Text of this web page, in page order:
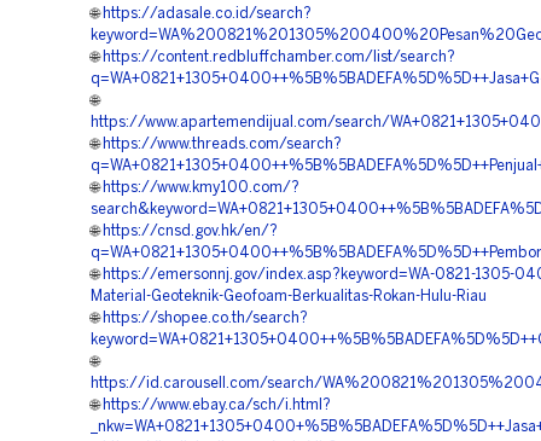
🌐 https://adasale.co.id/search?
🌐 https://content.redbluffchamber.com/list/search?
🌐
https://www.apartemendijual.com/search/
🌐 https://www.threads.com/search?
🌐 https://www.kmy100.com/?
🌐 https://cnsd.gov.hk/en/?
🌐 https://emersonnj.gov/index.asp?keyword=WA-0821-1305-
Material-Geoteknik-Geofoam-Berkualitas-Rokan-Hulu-Riau
🌐 https://shopee.co.th/search?
🌐
https://id.carousell.com/search/
🌐 https://www.ebay.ca/sch/i.html?